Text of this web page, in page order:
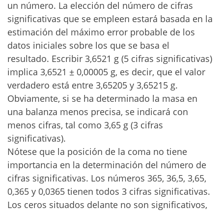
un número. La elección del número de cifras
significativas que se empleen estará basada en la
estimación del máximo error probable de los
datos iniciales sobre los que se basa el
resultado. Escribir 3,6521 g (5 cifras significativas)
implica 3,6521 ± 0,00005 g, es decir, que el valor
verdadero está entre 3,65205 y 3,65215 g.
Obviamente, si se ha determinado la masa en
una balanza menos precisa, se indicará con
menos cifras, tal como 3,65 g (3 cifras
significativas).
Nótese que la posición de la coma no tiene
importancia en la determinación del número de
cifras significativas. Los números 365, 36,5, 3,65,
0,365 y 0,0365 tienen todos 3 cifras significativas.
Los ceros situados delante no son significativos,